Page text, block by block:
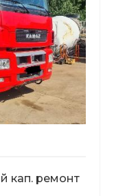
кап. ремонт